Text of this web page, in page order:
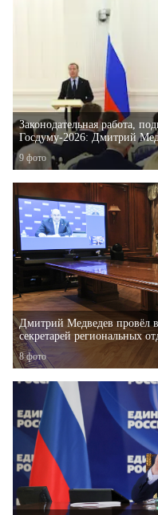
Законодательная работа,
Госдуму-2026: Дмитрий
«Единой России»
9 фото
Дмитрий Медведев провёл
секретарей региональных
8фото